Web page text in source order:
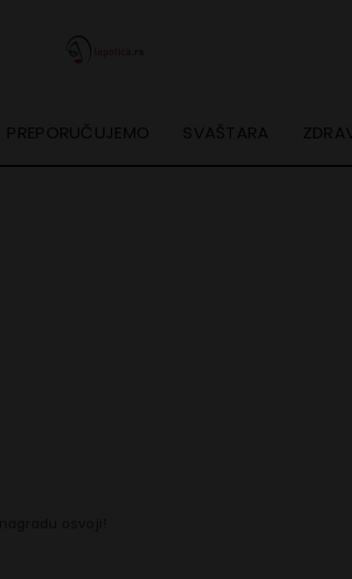
PREPORUČUJEMO SVAŠTARA